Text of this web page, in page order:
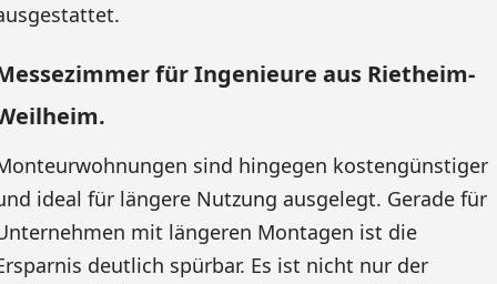
für Ingenieure aus Rietheim-
sind hingegen kostengünstiger
ideal für längere Nutzung ausgelegt. Gerade für
mit längeren Montagen ist die
deutlich spürbar. Es ist nicht nur der